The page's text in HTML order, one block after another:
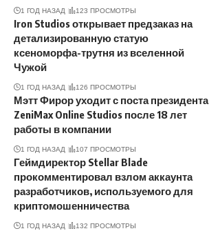
1 ГОД НАЗАД 123 ПРОСМОТРЫ
Iron Studios открывает предзаказ на
детализированную статую
ксеноморфа-трутня из вселенной
Чужой
1 ГОД НАЗАД 126 ПРОСМОТРЫ
Мэтт Фирор уходит с поста президента
ZeniMax Online Studios после 18 лет
работы в компании
1 ГОД НАЗАД 107 ПРОСМОТРЫ
Геймдиректор Stellar Blade
прокомментировал взлом аккаунта
разработчиков, используемого для
криптомошенничества
1 ГОД НАЗАД 132 ПРОСМОТРЫ